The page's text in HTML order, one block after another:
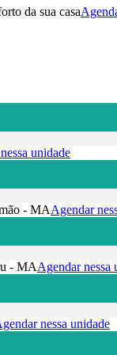
da sua casa
unidade
- MAAgendar
- MAAgendar nessa
nessa unidade